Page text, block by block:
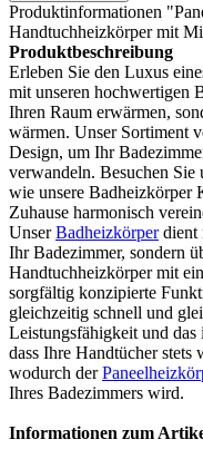
Produktinformationen
Handtuchheizkörper mit
Produktbeschreibung
Erleben Sie den Luxus
mit unseren hochwertigen
Ihren Raum erwärmen,
wärmen. Unser Sortiment
Design, um Ihr
verwandeln. Besuchen Sie
wie unsere
Zuhause harmonisch
UnserBadheizkörperdient
Ihr Badezimmer, sondern
Handtuchheizkörper mit
sorgfältig konzipierte
gleichzeitig schnell und
Leistungsfähigkeit und
dass Ihre Handtücher stets
wodurch der
Ihres Badezimmers wird.
Informationen zum